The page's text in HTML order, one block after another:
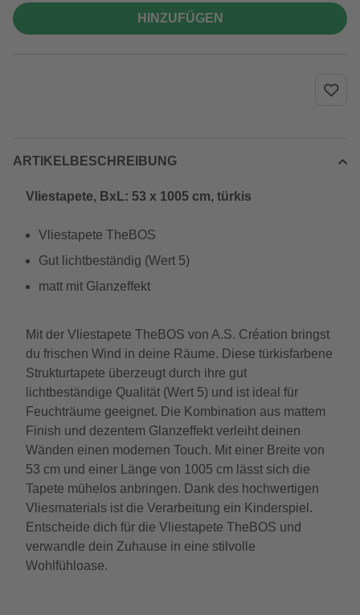
HINZUFÜGEN
ARTIKELBESCHREIBUNG
Vliestapete, BxL: 53 x 1005 cm, türkis
Vliestapete TheBOS
Gut lichtbeständig (Wert 5)
matt mit Glanzeffekt
Mit der Vliestapete TheBOS von A.S. Création bringst
du frischen Wind in deine Räume. Diese türkisfarbene
Strukturtapete überzeugt durch ihre gut
lichtbeständige Qualität (Wert 5) und ist ideal für
Feuchträume geeignet. Die Kombination aus mattem
Finish und dezentem Glanzeffekt verleiht deinen
Wänden einen modernen Touch. Mit einer Breite von
53 cm und einer Länge von 1005 cm lässt sich die
Tapete mühelos anbringen. Dank des hochwertigen
Vliesmaterials ist die Verarbeitung ein Kinderspiel.
Entscheide dich für die Vliestapete TheBOS und
verwandle dein Zuhause in eine stilvolle
Wohlfühloase.